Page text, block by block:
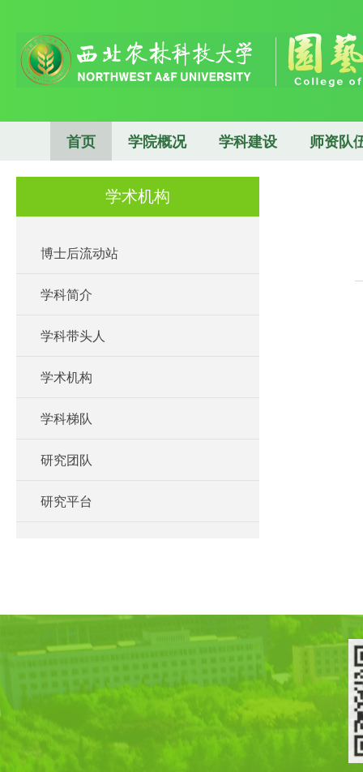
首页 学院概况 学科建设 师资队
学术机构
博士后流动站
学科简介
学科带头人
学术机构
学科梯队
研究团队
研究平台